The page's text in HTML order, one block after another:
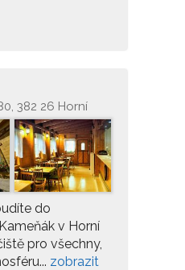
382 26 Horní
do
v Horní
pro všechny,
zobrazit